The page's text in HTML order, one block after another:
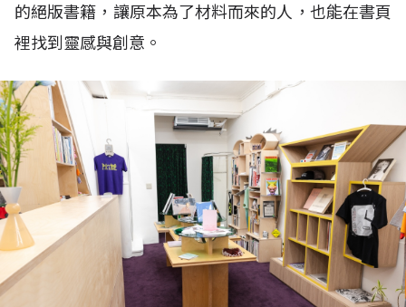
的絕版書籍，讓原本為了材料而來的人，也能在書頁
裡找到靈感與創意。